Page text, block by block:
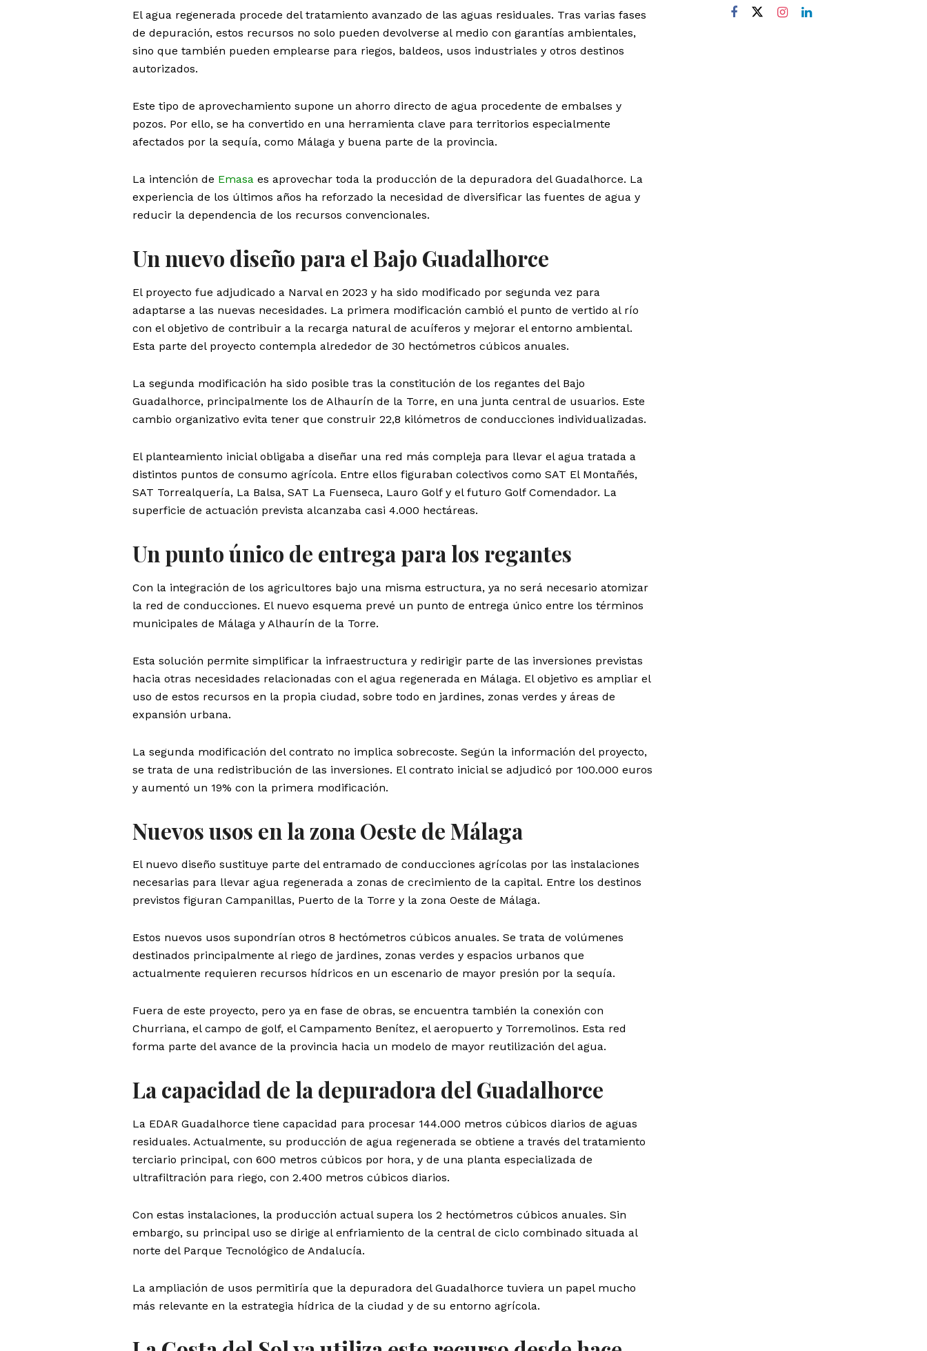
El agua regenerada procede del tratamiento avanzado de las aguas residuales. Tras varias fases
de depuración, estos recursos no solo pueden devolverse al medio con garantías ambientales,
sino que también pueden emplearse para riegos, baldeos, usos industriales y otros destinos
autorizados.
Este tipo de aprovechamiento supone un ahorro directo de agua procedente de embalses y
pozos. Por ello, se ha convertido en una herramienta clave para territorios especialmente
afectados por la sequía, como Málaga y buena parte de la provincia.
La intención de Emasa es aprovechar toda la producción de la depuradora del Guadalhorce. La
experiencia de los últimos años ha reforzado la necesidad de diversificar las fuentes de agua y
reducir la dependencia de los recursos convencionales.
Un nuevo diseño para el Bajo Guadalhorce
El proyecto fue adjudicado a Narval en 2023 y ha sido modificado por segunda vez para
adaptarse a las nuevas necesidades. La primera modificación cambió el punto de vertido al río
con el objetivo de contribuir a la recarga natural de acuíferos y mejorar el entorno ambiental.
Esta parte del proyecto contempla alrededor de 30 hectómetros cúbicos anuales.
La segunda modificación ha sido posible tras la constitución de los regantes del Bajo
Guadalhorce, principalmente los de Alhaurín de la Torre, en una junta central de usuarios. Este
cambio organizativo evita tener que construir 22,8 kilómetros de conducciones individualizadas.
El planteamiento inicial obligaba a diseñar una red más compleja para llevar el agua tratada a
distintos puntos de consumo agrícola. Entre ellos figuraban colectivos como SAT El Montañés,
SAT Torrealquería, La Balsa, SAT La Fuenseca, Lauro Golf y el futuro Golf Comendador. La
superficie de actuación prevista alcanzaba casi 4.000 hectáreas.
Un punto único de entrega para los regantes
Con la integración de los agricultores bajo una misma estructura, ya no será necesario atomizar
la red de conducciones. El nuevo esquema prevé un punto de entrega único entre los términos
municipales de Málaga y Alhaurín de la Torre.
Esta solución permite simplificar la infraestructura y redirigir parte de las inversiones previstas
hacia otras necesidades relacionadas con el agua regenerada en Málaga. El objetivo es ampliar el
uso de estos recursos en la propia ciudad, sobre todo en jardines, zonas verdes y áreas de
expansión urbana.
La segunda modificación del contrato no implica sobrecoste. Según la información del proyecto,
se trata de una redistribución de las inversiones. El contrato inicial se adjudicó por 100.000 euros
y aumentó un 19% con la primera modificación.
Nuevos usos en la zona Oeste de Málaga
El nuevo diseño sustituye parte del entramado de conducciones agrícolas por las instalaciones
necesarias para llevar agua regenerada a zonas de crecimiento de la capital. Entre los destinos
previstos figuran Campanillas, Puerto de la Torre y la zona Oeste de Málaga.
Estos nuevos usos supondrían otros 8 hectómetros cúbicos anuales. Se trata de volúmenes
destinados principalmente al riego de jardines, zonas verdes y espacios urbanos que
actualmente requieren recursos hídricos en un escenario de mayor presión por la sequía.
Fuera de este proyecto, pero ya en fase de obras, se encuentra también la conexión con
Churriana, el campo de golf, el Campamento Benítez, el aeropuerto y Torremolinos. Esta red
forma parte del avance de la provincia hacia un modelo de mayor reutilización del agua.
La capacidad de la depuradora del Guadalhorce
La EDAR Guadalhorce tiene capacidad para procesar 144.000 metros cúbicos diarios de aguas
residuales. Actualmente, su producción de agua regenerada se obtiene a través del tratamiento
terciario principal, con 600 metros cúbicos por hora, y de una planta especializada de
ultrafiltración para riego, con 2.400 metros cúbicos diarios.
Con estas instalaciones, la producción actual supera los 2 hectómetros cúbicos anuales. Sin
embargo, su principal uso se dirige al enfriamiento de la central de ciclo combinado situada al
norte del Parque Tecnológico de Andalucía.
La ampliación de usos permitiría que la depuradora del Guadalhorce tuviera un papel mucho
más relevante en la estrategia hídrica de la ciudad y de su entorno agrícola.